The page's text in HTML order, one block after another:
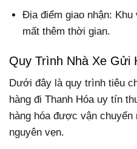
Địa điểm giao nhận:
mất thêm thời gian.
Quy Trình Nhà Xe Gửi
Dưới đây là quy trình tiêu
hàng đi Thanh Hóa uy tín
hàng hóa được vận chuyển
nguyên vẹn.